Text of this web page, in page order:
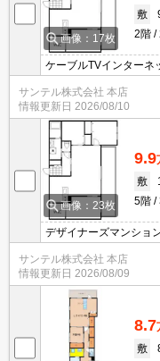
画像：17枚
敷
2階
ケーブルTVインターネ
OXも設備でございます
サンテル株式会社 本店
情報更新日 2026/08/10
画像：23枚
9.9
敷
5階
デザイナーズマンショ
サンテル株式会社 本店
情報更新日 2026/08/09
8.7
敷